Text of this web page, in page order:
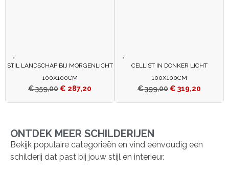
STIL LANDSCHAP BIJ MORGENLICHT
100X100CM
€359,00 € 287,20
CELLIST IN DONKER LICHT
100X100CM
€399,00 € 319,20
ONTDEK MEER SCHILDERIJEN
Bekijk populaire categorieën en vind eenvoudig een
schilderij dat past bij jouw stijl en interieur.